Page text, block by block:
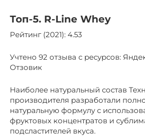
Топ-5. R-Line Whey
Рейтинг (2021): 4.53
Учтено 92 отзыва с ресурсов:
Отзовик
Наиболее натуральный состав
производителя разработали
натуральную формулу с
фруктовых концентратов и
подсластителей вкуса.